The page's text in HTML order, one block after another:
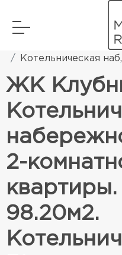
Элитная
Котельническая наб,
ЖК
2-
98.20м2.